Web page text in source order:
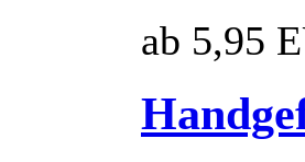
ab 5,95